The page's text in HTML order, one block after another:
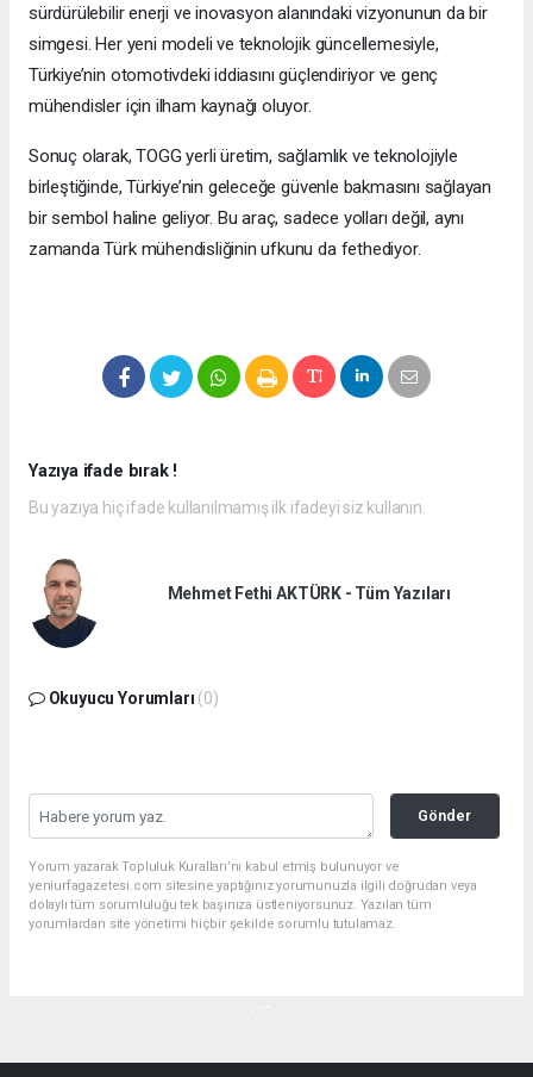
sürdürülebilir enerji ve inovasyon alanındaki vizyonunun da bir
simgesi. Her yeni modeli ve teknolojik güncellemesiyle,
Türkiye’nin otomotivdeki iddiasını güçlendiriyor ve genç
mühendisler için ilham kaynağı oluyor.
Sonuç olarak, TOGG yerli üretim, sağlamlık ve teknolojiyle
birleştiğinde, Türkiye’nin geleceğe güvenle bakmasını sağlayan
bir sembol haline geliyor. Bu araç, sadece yolları değil, aynı
zamanda Türk mühendisliğinin ufkunu da fethediyor.
Yazıya ifade bırak !
Bu yazıya hiç ifade kullanılmamış ilk ifadeyi siz kullanın.
Mehmet Fethi AKTÜRK - Tüm Yazıları
Okuyucu Yorumları (0)
Gönder
Yorum yazarak Topluluk Kuralları’nı kabul etmiş bulunuyor ve
yeniurfagazetesi.com sitesine yaptığınız yorumunuzla ilgili doğrudan veya
dolaylı tüm sorumluluğu tek başınıza üstleniyorsunuz. Yazılan tüm
yorumlardan site yönetimi hiçbir şekilde sorumlu tutulamaz.